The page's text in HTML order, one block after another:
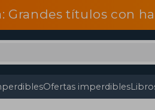
Grandes títulos con
Ofertas imperdibles